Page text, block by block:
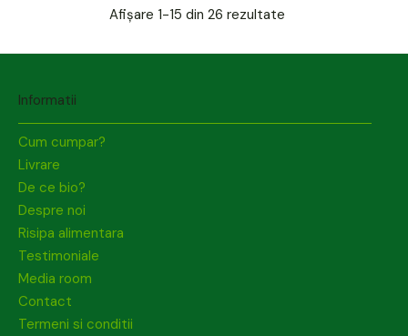
Afișare 1-15 din 26 rezultate
Informatii
Cum cumpar?
Livrare
De ce bio?
Despre noi
Risipa alimentara
Testimoniale
Media room
Contact
Termeni si conditii